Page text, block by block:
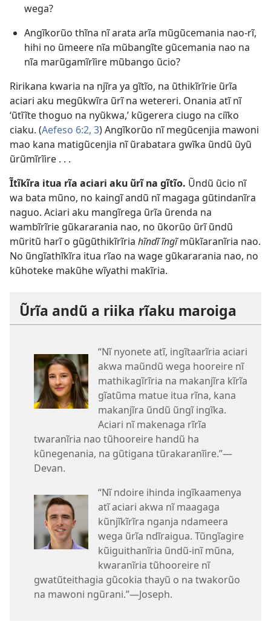
wega?
Angĩkorũo thĩna nĩ arata arĩa mũgũcemania nao-rĩ,
hihi no ũmeere nĩa mũbangĩte gũcemania nao na
nĩa marũgamĩrĩire mũbango ũcio?
Ririkana kwaria na njĩra ya gĩtĩo, na ũthikĩrĩrie ũrĩa
aciari aku megũkwĩra ũrĩ na wetereri. Onania atĩ nĩ
‘ũtĩĩte thoguo na nyũkwa,’ kũgerera ciugo na ciĩko
ciaku. (Aefeso 6:2, 3) Angĩkorũo nĩ megũcenjia mawoni
mao kana matigũcenjia nĩ ũrabatara gwĩka ũndũ ũyũ
ũrũmĩrĩire . . .
Ĩtĩkĩra itua rĩa aciari aku ũrĩ na gĩtĩo. Ũndũ ũcio nĩ
wa bata mũno, no kaingĩ andũ nĩ magaga gũtindanĩra
naguo. Aciari aku mangĩrega ũrĩa ũrenda na
wambĩrĩrie gũkararania nao, no ũkorũo ũrĩ ũndũ
mũritũ harĩ o gũgũthikĩrĩria hĩndĩ ĩngĩmũkĩaranĩria nao.
No ũngĩathĩkĩra itua rĩao na wage gũkararania nao, no
kũhoteke makũhe wĩyathi makĩria.
Ũrĩa andũ a riika rĩaku maroiga
“Nĩ nyonete atĩ, ingĩtaarĩria aciari
akwa maũndũ wega hooreire nĩ
mathikagĩrĩria na makanjĩra kĩrĩa
gĩatũma matue itua rĩna, kana
makanjĩra ũndũ ũngĩ ingĩka.
Aciari nĩ makenaga rĩrĩa
twaranĩria nao tũhooreire handũ ha
kũnegenania, na gũtigana tũrakaranĩire.”​—
Devan.
“Nĩ ndoire ihinda ingĩkaamenya
atĩ aciari akwa nĩ maagaga
kũnjĩkĩrĩra nganja ndameera
wega ũrĩa ndĩraigua. Tũngĩagire
kũiguithanĩria ũndũ-inĩ mũna,
kwaranĩria tũhooreire nĩ
gwatũteithagia gũcokia thayũ o na twakorũo
na mawoni ngũrani.”​—Joseph.